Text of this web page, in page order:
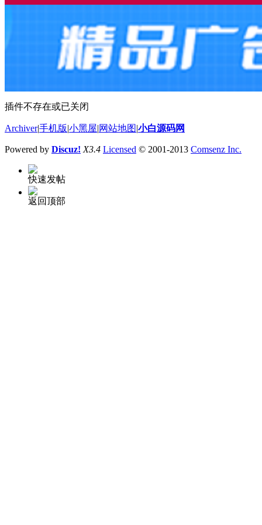
插件不存在或已关闭
Archiver|手机版 小黑屋 网站地图 小白源码网
Powered by Discuz! X3.4 Licensed © 2001-2013 Comsenz Inc.
快速发帖
返回顶部